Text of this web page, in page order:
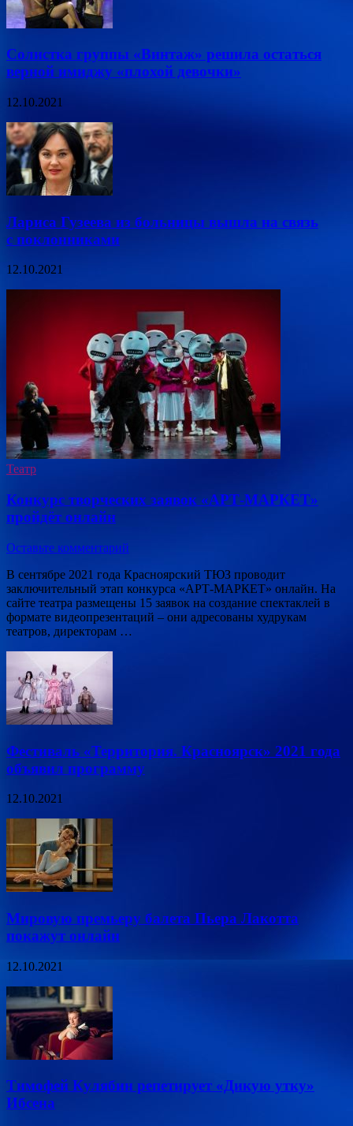
Солистка группы «Винтаж» решила остаться
верной имиджу «плохой девочки»
12.10.2021
Лариса Гузеева из больницы вышла на связь
с поклонниками
12.10.2021
Театр
Конкурс творческих заявок «АРТ-МАРКЕТ»
пройдёт онлайн
Оставьте комментарий
В сентябре 2021 года Красноярский ТЮЗ проводит
заключительный этап конкурса «АРТ-МАРКЕТ» онлайн. На
сайте театра размещены 15 заявок на создание спектаклей в
формате видеопрезентаций – они адресованы худрукам
театров, директорам …
Фестиваль «Территория. Красноярск» 2021 года
объявил программу
12.10.2021
Мировую премьеру балета Пьера Лакотта
покажут онлайн
12.10.2021
Тимофей Кулябин репетирует «Дикую утку»
Ибсена